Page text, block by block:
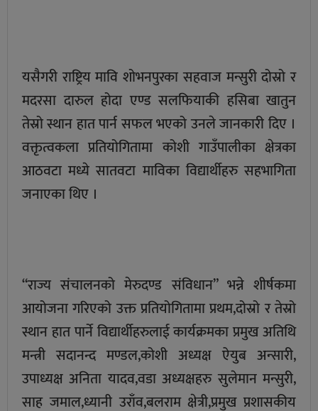
यसैगरी राष्ट्रिय मावि शोभनपुरका सहवाज मन्सुरी दोस्रो र
मदरसा दारुल होदा एण्ड सलफियाकी हसिबा खातुन
तेस्रो स्थान हात पार्न सफल भएको उनले जानकारी दिए ।
वक्तृत्वकला प्रतियोगितामा कोशी गाउँपालीका क्षेत्रका
आठवटा मध्ये सातवटा माविका विद्यार्थीहरु सहभागिता
जनाएका थिए ।
“राज्य संचालनको मेरुदण्ड संविधान” भन्ने शीर्षकमा
आयोजना गरिएको उक्त प्रतियोगितामा प्रथम,दोस्रो र तेस्रो
स्थान हात पार्ने विद्यार्थीहरुलाई कार्यक्रमका प्रमुख अतिथि
मन्त्री सदानन्द मण्डल,कोशी अध्यक्ष ऐयुब अन्सारी,
उपाध्यक्ष अनिता यादव,वडा अध्यक्षहरु सुलेमान मन्सुरी,
साह जमाल,ध्यानी उराँव,बलराम क्षेत्री,प्रमुख प्रशासकीय